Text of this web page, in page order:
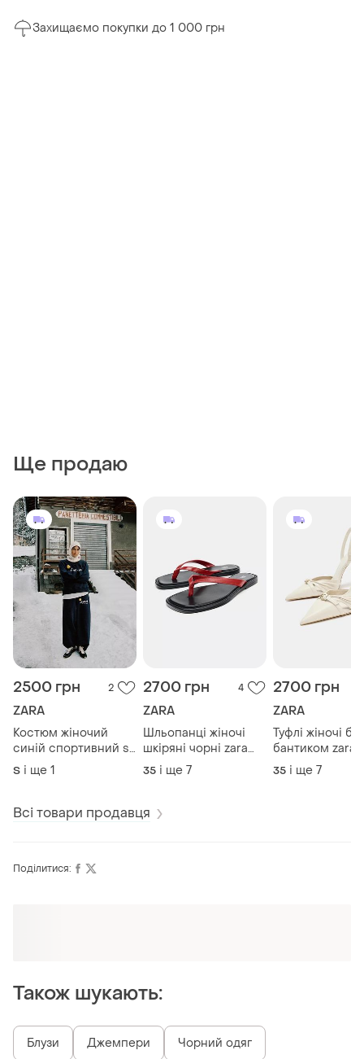
Захищаємо покупки до 1 000 грн
Ще продаю
2500 грн 2
ZARA
Костюм жіночий
синій спортивний st.
moritz zara
S і ще 1
2700 грн 4
ZARA
Шльопанці жіночі
шкіряні чорні zara
new
35 і ще 7
2700 грн
ZARA
Туфлі жіночі
бантиком zara
35 і ще 7
Всі товари продавця
Поділитися:
Також шукають:
Блузи Джемпери Чорний одяг